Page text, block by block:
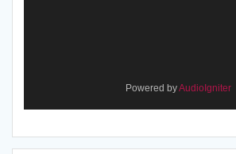
Powered byAudioIgniter